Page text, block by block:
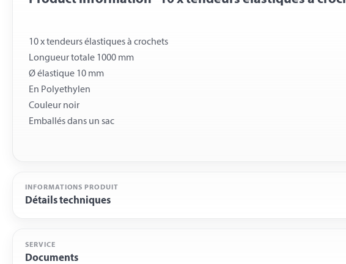
10 x tendeurs élastiques à crochets
Longueur totale 1000 mm
Ø élastique 10 mm
En Polyethylen
Couleur noir
Emballés dans un sac
INFORMATIONS PRODUIT
Détails techniques
SERVICE
Documents